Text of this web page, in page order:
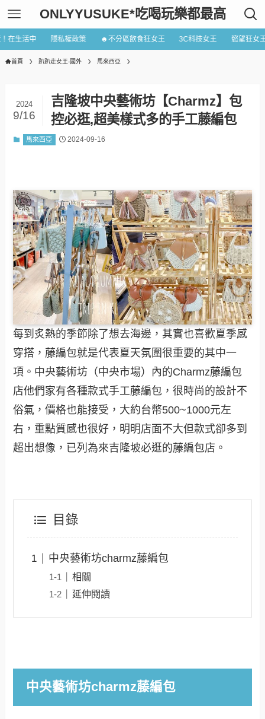
ONLYYUSUKE*吃喝玩樂都最高
在生活中 隱私權政策 ☻不分區飲食狂女王 3C科技女王 慾望狂女
首頁 趴趴走女王-國外 馬來西亞
吉隆坡中央藝術坊【Charmz】包
控必逛,超美樣式多的手工藤編包
2024
9/16
馬來西亞 2024-09-16
每到炙熱的季節除了想去海邊，其實也喜歡夏季感
穿搭，藤編包就是代表夏天氛圍很重要的其中一
項。中央藝術坊（中央市場）內的Charmz藤編包
店他們家有各種款式手工藤編包，很時尚的設計不
俗氣，價格也能接受，大約台幣500~1000元左
右，重點質感也很好，明明店面不大但款式卻多到
超出想像，已列為來吉隆坡必逛的藤編包店。
目錄
中央藝術坊charmz藤編包
相關
延伸閱讀
中央藝術坊charmz藤編包